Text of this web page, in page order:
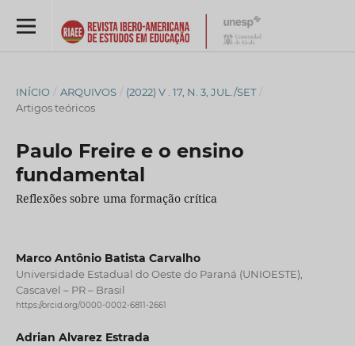
INÍCIO / ARQUIVOS / (2022) V . 17, N. 3, JUL./SET /
Artigos teóricos
Paulo Freire e o ensino
fundamental
Reflexões sobre uma formação crítica
Marco Antônio Batista Carvalho
Universidade Estadual do Oeste do Paraná (UNIOESTE),
Cascavel – PR – Brasil
https://orcid.org/0000-0002-6811-2661
Adrian Alvarez Estrada